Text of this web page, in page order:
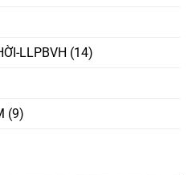
LLPBVH (14)
(9)